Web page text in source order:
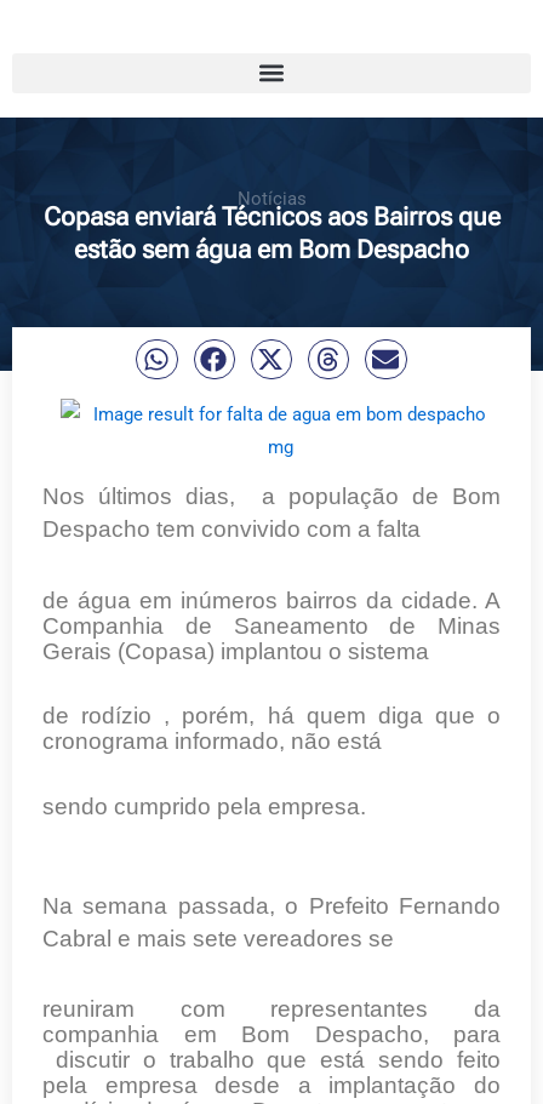
Notícias
Copasa enviará Técnicos aos Bairros que
estão sem água em Bom Despacho
Nos últimos dias, a população de Bom
Despacho tem convivido com a falta
de água em inúmeros bairros da cidade. A
Companhia de Saneamento de Minas
Gerais (Copasa) implantou o sistema
de rodízio , porém, há quem diga que o
cronograma informado, não está
sendo cumprido pela empresa.
Na semana passada, o Prefeito Fernando
Cabral e mais sete vereadores se
reuniram com representantes da
companhia em Bom Despacho, para
discutir o trabalho que está sendo feito
pela empresa desde a implantação do